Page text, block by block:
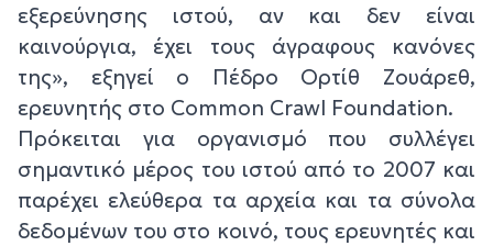
εξερεύνησης ιστού, αν και δεν είναι
καινούργια, έχει τους άγραφους κανόνες
της», εξηγεί ο Πέδρο Ορτίθ Ζουάρεθ,
ερευνητής στο Common Crawl Foundation.
Πρόκειται για οργανισμό που συλλέγει
σημαντικό μέρος του ιστού από το 2007 και
παρέχει ελεύθερα τα αρχεία και τα σύνολα
δεδομένων του στο κοινό, τους ερευνητές και